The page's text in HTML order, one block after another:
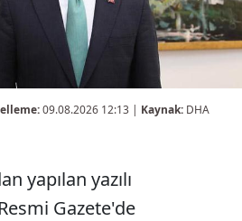
09.08.2026 12:13 | Kaynak: DHA
yapılan yazılı
Gazete'de